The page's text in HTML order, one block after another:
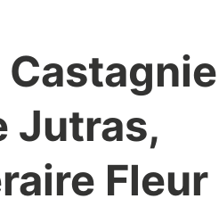
Jutras,
Fleur